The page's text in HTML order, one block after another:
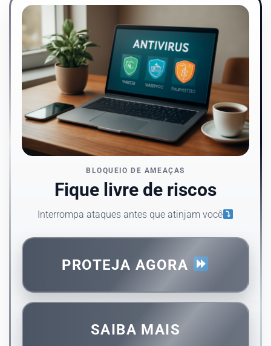
BLOQUEIO DE AMEAÇAS
Fique livre de riscos
Interrompa ataques antes que atinjam você
PROTEJA AGORA
SAIBA MAIS